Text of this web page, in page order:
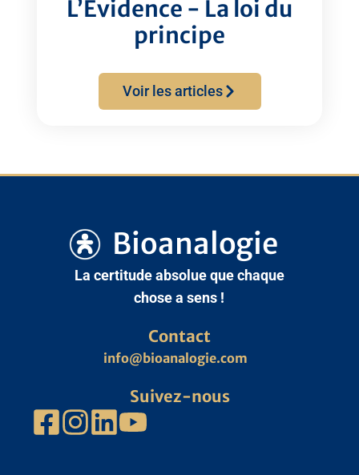
L’Évidence - La loi du
principe
Voir les articles
Bioanalogie
La certitude absolue que chaque
chose a sens !
Contact
info@bioanalogie.com
Suivez-nous